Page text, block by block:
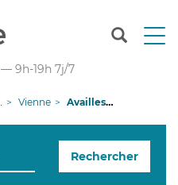
T
n
— 9h-19h 7j/7
Vienne Availles-en-Châtellerault
Rechercher